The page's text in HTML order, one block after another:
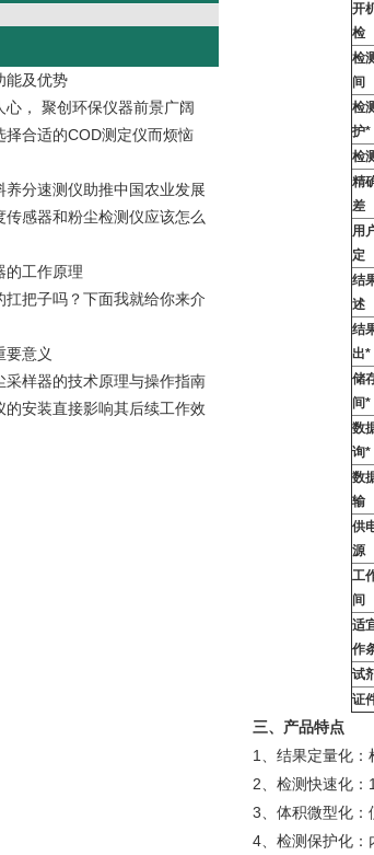
开
检
检
间
检
护*
检
精
差
用
定
结
述
结
出*
储
间*
数
询*
数
输
供
源
工
间
适
作
试
证
三、产品特点
1、结果定量化
2、检测快速化
3、体积微型化：
4、检测保护化：
能及优势
心， 聚创环保仪器前景广阔
择合适的COD测定仪而烦恼
养分速测仪助推中国农业发展
传感器和粉尘检测仪应该怎么
的工作原理
扛把子吗？下面我就给你来介
要意义
采样器的技术原理与操作指南
的安装直接影响其后续工作效